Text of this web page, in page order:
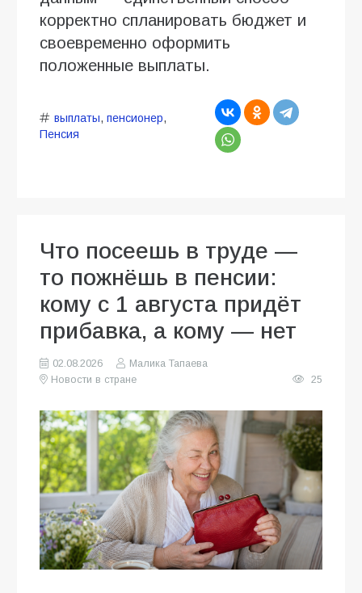
корректно спланировать бюджет и
своевременно оформить
положенные выплаты.
выплаты, пенсионер,
Пенсия
Что посеешь в труде —
то пожнёшь в пенсии:
кому с 1 августа придёт
прибавка, а кому — нет
02.08.2026
Малика Тапаева
Новости в стране
25